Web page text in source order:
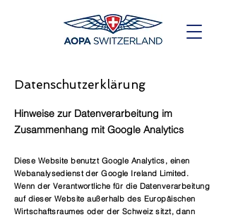
Datenschutzerklärung
Hinweise zur Datenverarbeitung im
Zusammenhang mit Google Analytics
Diese Website benutzt Google Analytics, einen
Webanalysedienst der Google Ireland Limited.
Wenn der Verantwortliche für die Datenverarbeitung
auf dieser Website außerhalb des Europäischen
Wirtschaftsraumes oder der Schweiz sitzt, dann